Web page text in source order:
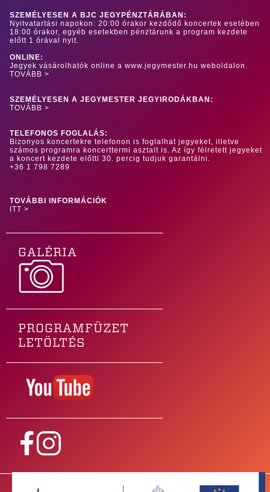
SZEMÉLYESEN A BJC JEGYPÉNZTÁRÁBAN:
Nyitvatartási napokon: 20:00 órakor kezdődő koncertek esetében
18:00 órakor, egyéb esetekben pénztárunk a program kezdete
előtt 1 órával nyit.
ONLINE:
Jegyek vásárolhatók online a www.jegymester.hu weboldalon.
TOVÁBB >
SZEMÉLYESEN A JEGYMESTER JEGYIRODÁKBAN:
TOVÁBB >
TELEFONOS FOGLALÁS:
Bizonyos koncertekre telefonon is foglalhat jegyeket, illetve
számos programra koncerttermi asztalt is. Az így félretett jegyeket
a koncert kezdete előtti 30. percig tudjuk garantálni.
+36 1 798 7289
TOVÁBBI INFORMÁCIÓK
ITT >
GALÉRIA
PROGRAMFÜZET
LETÖLTÉS